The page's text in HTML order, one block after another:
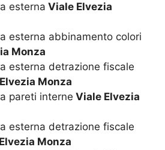
esterna Viale Elvezia
esterna abbinamento colori
Monza
esterna detrazione fiscale
Monza
pareti interne Viale Elvezia
esterna detrazione fiscale
Monza